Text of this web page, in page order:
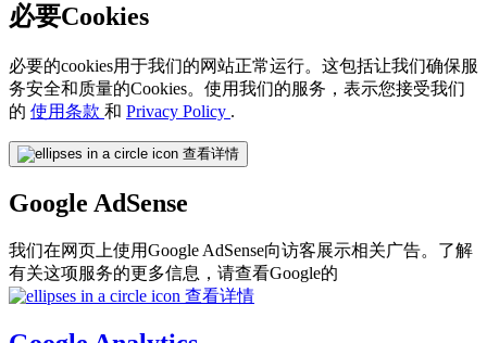
必要Cookies
必要的cookies用于我们的网站正常运行。这包括让我们确保服
务安全和质量的Cookies。使用我们的服务，表示您接受我们
的 使用条款 和 Privacy Policy .
查看详情
Google AdSense
我们在网页上使用Google AdSense向访客展示相关广告。了解
有关这项服务的更多信息，请查看Google的
查看详情